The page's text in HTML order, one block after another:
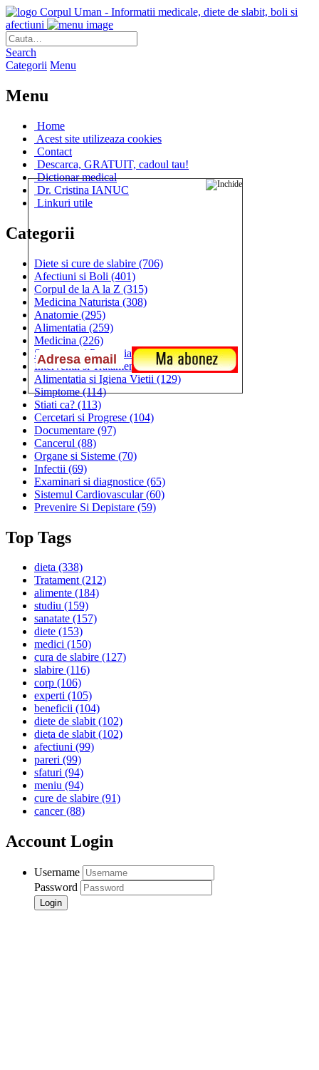
Corpul Uman - Informatii medicale, diete de slabit, boli si
afectiuni
Search
Categorii Menu
Menu
Home
Acest site utilizeaza cookies
Contact
Descarca, GRATUIT, cadoul tau!
Dictionar medical
Dr. Cristina IANUC
Linkuri utile
Categorii
Diete si cure de slabire (706)
Afectiuni si Boli (401)
Corpul de la A la Z (315)
Medicina Naturista (308)
Anatomie (295)
Alimentatia (259)
Medicina (226)
Sanatatea si Preventia(170)
Interventii si Tratamente(167)
Alimentatia si Igiena Vietii (129)
Simptome(114)
Stiati ca? (113)
Cercetari si Progrese (104)
Documentare (97)
Cancerul (88)
Organe si Sisteme (70)
Infectii (69)
Examinari si diagnostice (65)
Sistemul Cardiovascular(60)
Prevenire Si Depistare (59)
Top Tags
dieta (338)
Tratament(212)
alimente (184)
studiu (159)
sanatate (157)
diete (153)
medici (150)
cura de slabire (127)
slabire (116)
corp (106)
experti (105)
beneficii (104)
diete de slabit(102)
dieta de slabit(102)
afectiuni (99)
pareri (99)
sfaturi (94)
meniu (94)
cure de slabire (91)
cancer(88)
Account Login
Username
Password